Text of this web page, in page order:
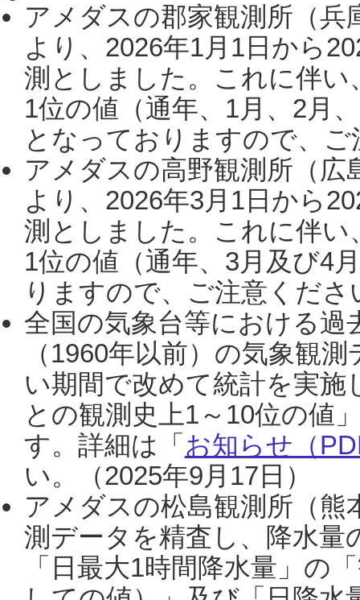
アメダスの郡家観測所（
より、2026年1月1日から
測としました。これに伴い
1位の値（通年、1月、2月
となっておりますので、
アメダスの高野観測所（
より、2026年3月1日から
測としました。これに伴い
1位の値（通年、3月及び4
りますので、ご注意くだ
全国の気象台等における過
（1960年以前）の気象観
い期間で改めて統計を実
との観測史上1～10位の値
す。詳細は「 お知らせ（
い。（2025年9月17日）
アメダスの松島観測所（熊
測データを精査し、降水
「日最大1時間降水量」の